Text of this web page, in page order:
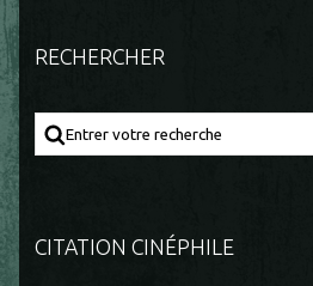
RECHERCHER
CITATION CINÉPHILE